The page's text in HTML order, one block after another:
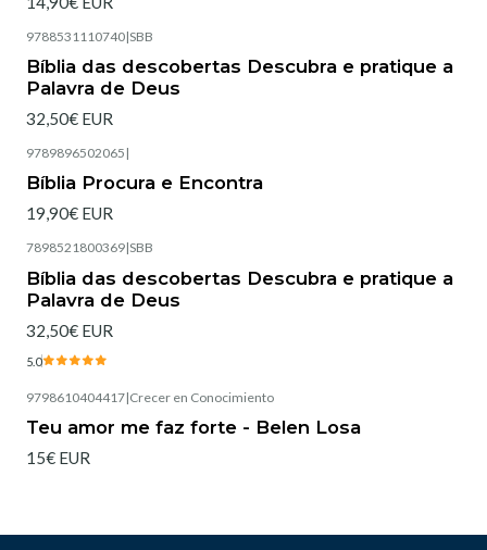
9788531110740|SBB
Bíblia das descobertas Descubra e pratique a
Palavra de Deus
32,50€ EUR
9789896502065 |
Bíblia Procura e Encontra
19,90€ EUR
7898521800369|SBB
Bíblia das descobertas Descubra e pratique a
Palavra de Deus
32,50€ EUR
5.0
9798610404417|Crecer en Conocimiento
Teu amor me faz forte - Belen Losa
15€ EUR